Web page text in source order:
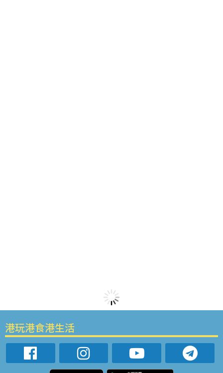
港玩港食港生活